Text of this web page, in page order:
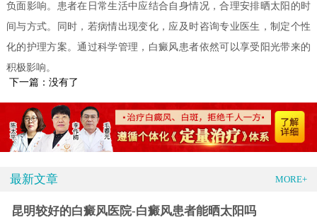
负面影响。患者在日常生活中应结合自身情况，合理安排晒太阳的时
间与方式。同时，若病情出现变化，应及时咨询专业医生，制定个性
化的护理方案。通过科学管理，白癜风患者依然可以享受阳光带来的
积极影响。
下一篇：没有了
最新文章 MORE+
昆明较好的白癜风医院-白癜风患者能晒太阳吗